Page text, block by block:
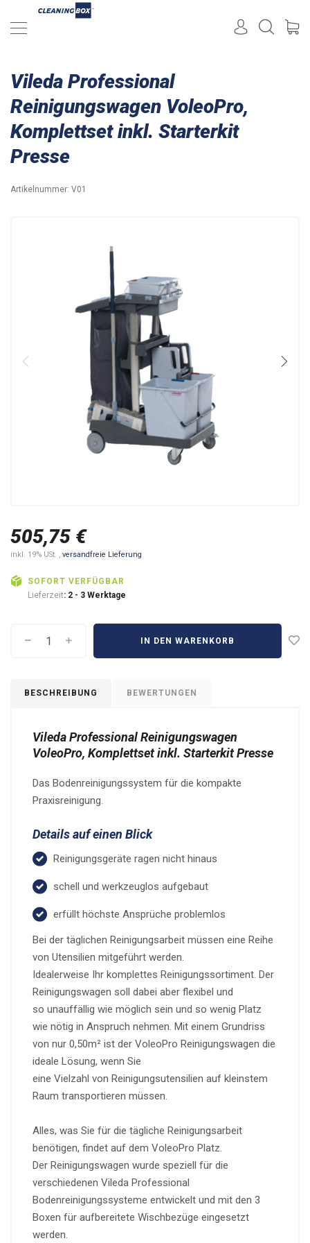
Vileda Professional
Reinigungswagen VoleoPro,
Komplettset inkl. Starterkit
Presse
Artikelnummer: V01
505,75 €
inkl. 19% USt. , versandfreie Lieferung
SOFORT VERFÜGBAR
Lieferzeit: 2 - 3 Werktage
IN DEN WARENKORB
BESCHREIBUNG BEWERTUNGEN
Vileda Professional Reinigungswagen
VoleoPro, Komplettset inkl. Starterkit Presse
Das Bodenreinigungssystem für die kompakte
Praxisreinigung.
Details auf einen Blick
Reinigungsgeräte ragen nicht hinaus
schell und werkzeuglos aufgebaut
erfüllt höchste Ansprüche problemlos
Bei der täglichen Reinigungsarbeit müssen eine Reihe
von Utensilien mitgeführt werden.
Idealerweise Ihr komplettes Reinigungssortiment. Der
Reinigungswagen soll dabei aber flexibel und
so unauffällig wie möglich sein und so wenig Platz
wie nötig in Anspruch nehmen. Mit einem Grundriss
von nur 0,50m² ist der VoleoPro Reinigungswagen die
ideale Lösung, wenn Sie
eine Vielzahl von Reinigungsutensilien auf kleinstem
Raum transportieren müssen.
Alles, was Sie für die tägliche Reinigungsarbeit
benötigen, findet auf dem VoleoPro Platz.
Der Reinigungswagen wurde speziell für die
verschiedenen Vileda Professional
Bodenreinigungssysteme entwickelt und mit den 3
Boxen für aufbereitete Wischbezüge eingesetzt
werden.